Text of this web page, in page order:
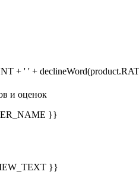
+ ' ' +
и оценок
}}
}}